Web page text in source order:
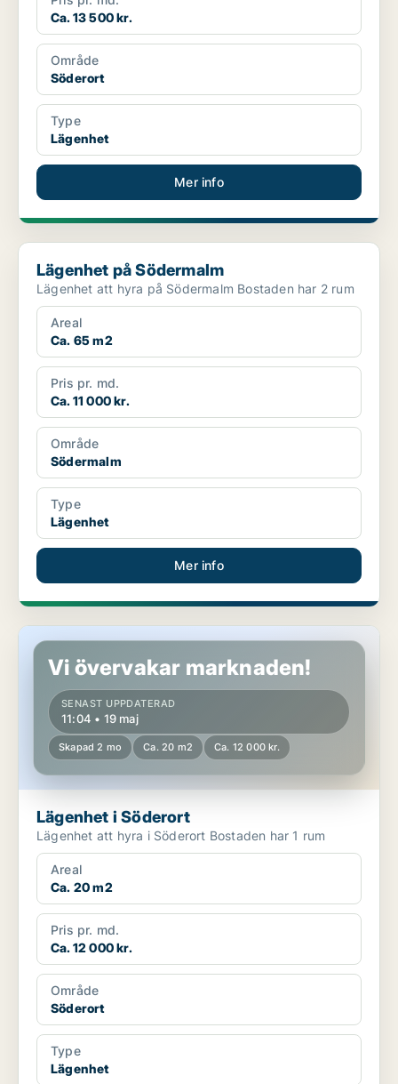
Ca. 13 500 kr.
Område
Söderort
Type
Lägenhet
Mer info
Lägenhet på Södermalm
Lägenhet på Södermalm
Lägenhet att hyra på Södermalm Bostaden har 2 rum
Areal
Ca. 65 m2
Pris pr. md.
Ca. 11 000 kr.
Område
Södermalm
Type
Lägenhet
Mer info
Lägenhet i Söderort
Vi övervakar marknaden!
SENAST UPPDATERAD
11:04 • 19 maj
Skapad 2 mo Ca. 20 m2 Ca. 12 000 kr.
Lägenhet i Söderort
Lägenhet att hyra i Söderort Bostaden har 1 rum
Areal
Ca. 20 m2
Pris pr. md.
Ca. 12 000 kr.
Område
Söderort
Type
Lägenhet